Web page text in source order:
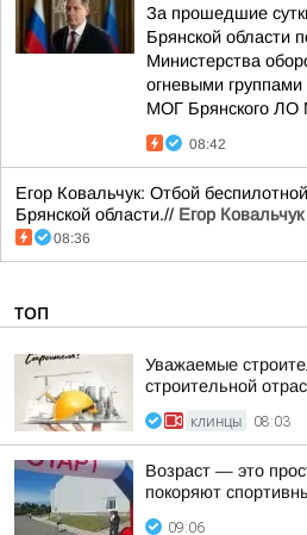
За прошедшие
Брянской области
Министерства
огневыми
МОГ Брянского ЛО
08:42
Егор Ковальчук: Отбой
Брянской области.// Егор Ковальчук
08:36
ТОП
Уважаемые
строительной
КЛИНЦЫ 08:03
Возраст — это
покоряют
09:06